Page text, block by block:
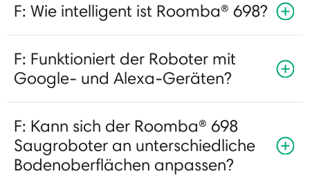
F: Wie intelligent ist Roomba® 698?
F: Funktioniert der Roboter mit
Google- und Alexa-Geräten?
F: Kann sich der Roomba® 698
Saugroboter an unterschiedliche
Bodenoberflächen anpassen?